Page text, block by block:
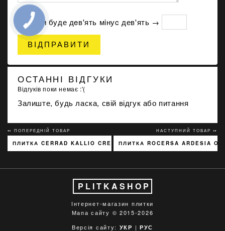
Скільки буде дeв'ять мiнуc дев'ять →
ВІДПРАВИТИ
ОСТАННІ ВІДГУКИ
Відгуків поки немає :'(
Залиште, будь ласка, свій відгук або питання
↢ ПОПЕРЕДНІЙ ТОВАР
ПЛИТКА CERRAD KALLIO CREAM 3768 15X45
НАСТУПНИЙ ТОВАР ↣
ПЛИТКА ROCERSA ARDESIA
PLITKASHOP
Інтернет-магазин плитки
Мапа сайту © 2015-2026
Версія сайту: УКР | РУС